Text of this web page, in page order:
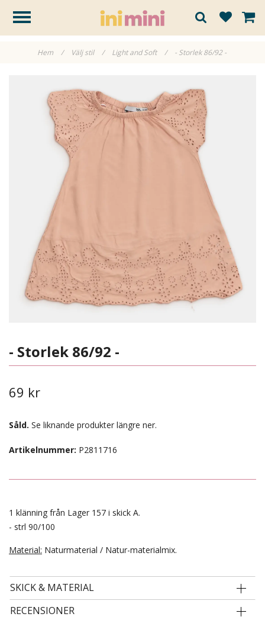
Hem / Välj stil / Light and Soft / - Storlek 86/92 -
- Storlek 86/92 -
69 kr
Såld. Se liknande produkter längre ner.
Artikelnummer: P2811716
1 klänning från Lager 157 i skick A.
- strl 90/100
Material: Naturmaterial / Natur-materialmix.
SKICK & MATERIAL
RECENSIONER